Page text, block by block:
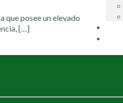
que posee un elevado
[…]